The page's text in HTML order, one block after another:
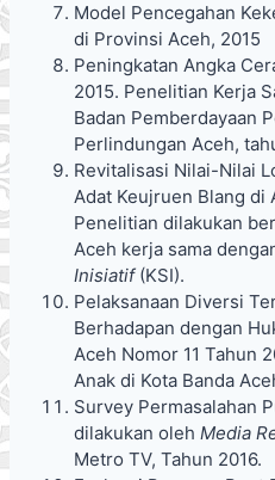
Model Pencegahan
di Provinsi Aceh, 2015
Peningkatan Angka
2015. Penelitian Kerja
Badan Pemberdayaan
Perlindungan Aceh,
Revitalisasi Nilai-Nilai
Adat Keujruen Blang di
Penelitian dilakukan
Aceh kerja sama
Inisiatif (KSI).
Pelaksanaan Diversi
Berhadapan dengan
Aceh Nomor 11 Tahun
Anak di Kota Banda
Survey Permasalahan
dilakukan oleh Media
Metro TV, Tahun 2016.